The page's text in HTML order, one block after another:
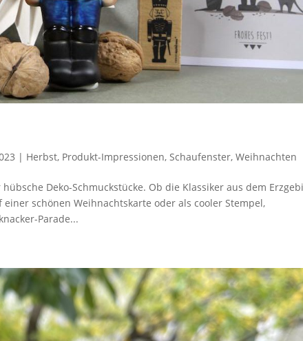
| Herbst, Produkt-Impressionen,Schaufenster,Weihnachten
Deko-Schmuckstücke. Ob die Klassiker aus dem
schönen Weihnachtskarte oder als cooler Stempel,
Parade...